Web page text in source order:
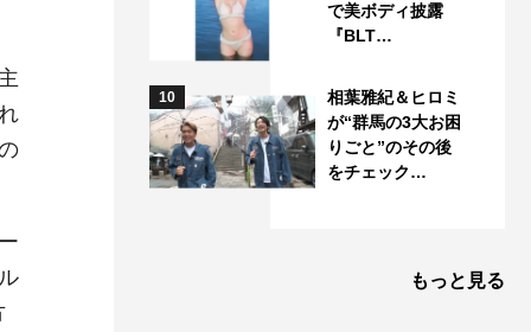
で美ボディ披露
『BLT…
10
相葉雅紀＆ヒロミ
が“群馬の3大お困
りごと”のその後
をチェック…
もっと見る